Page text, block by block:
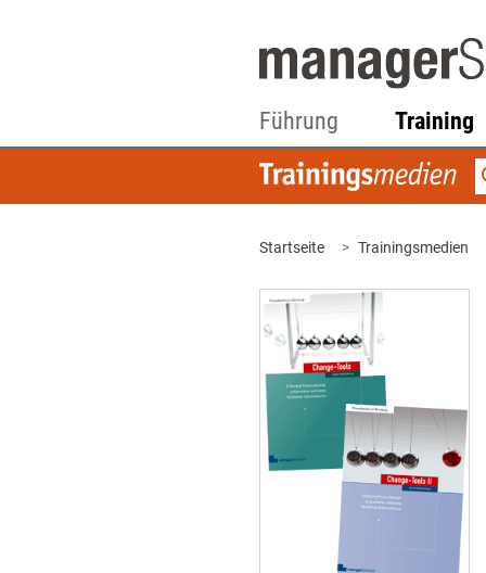
Führung Training
Startseite Trainingsmedien